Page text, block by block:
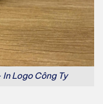
In Logo Công Ty